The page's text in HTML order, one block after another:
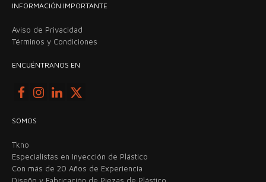
INFORMACIÓN IMPORTANTE
Aviso de Privacidad
Términos y Condiciones
ENCUÉNTRANOS EN
SOMOS
Tkno
Especialistas en Inyección de Plástico
Con más de 20 Años de Experiencia